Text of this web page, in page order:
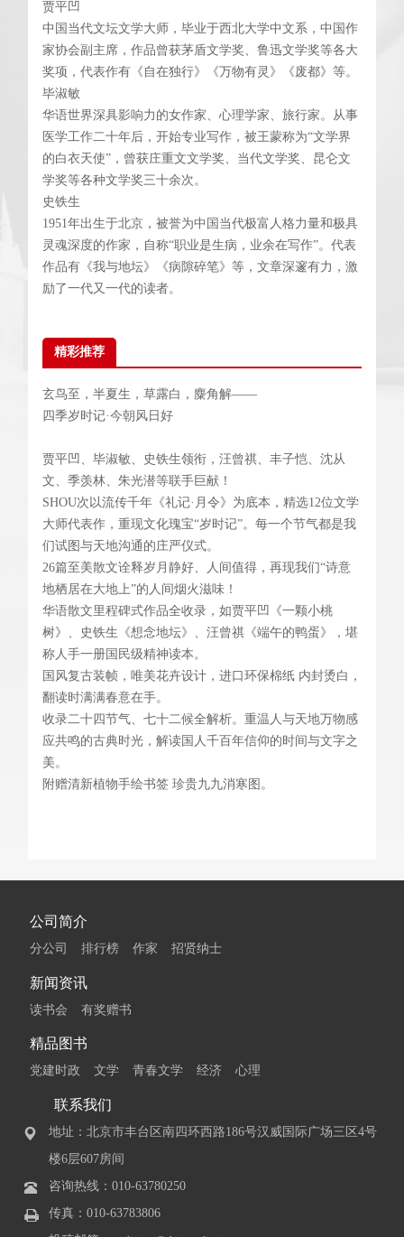
贾平凹
中国当代文坛文学大师，毕业于西北大学中文系，中国作
家协会副主席，作品曾获茅盾文学奖、鲁迅文学奖等各大
奖项，代表作有《自在独行》《万物有灵》《废都》等。
毕淑敏
华语世界深具影响力的女作家、心理学家、旅行家。从事
医学工作二十年后，开始专业写作，被王蒙称为“文学界
的白衣天使”，曾获庄重文文学奖、当代文学奖、昆仑文
学奖等各种文学奖三十余次。
史铁生
1951年出生于北京，被誉为中国当代极富人格力量和极具
灵魂深度的作家，自称“职业是生病，业余在写作”。代表
作品有《我与地坛》《病隙碎笔》等，文章深邃有力，激
励了一代又一代的读者。
精彩推荐
玄鸟至，半夏生，草露白，麋角解——
四季岁时记·今朝风日好
贾平凹、毕淑敏、史铁生领衔，汪曾祺、丰子恺、沈从
文、季羡林、朱光潜等联手巨献！
SHOU次以流传千年《礼记·月令》为底本，精选12位文学
大师代表作，重现文化瑰宝“岁时记”。每一个节气都是我
们试图与天地沟通的庄严仪式。
26篇至美散文诠释岁月静好、人间值得，再现我们“诗意
地栖居在大地上”的人间烟火滋味！
华语散文里程碑式作品全收录，如贾平凹《一颗小桃
树》、史铁生《想念地坛》、汪曾祺《端午的鸭蛋》，堪
称人手一册国民级精神读本。
国风复古装帧，唯美花卉设计，进口环保棉纸 内封烫白，
翻读时满满春意在手。
收录二十四节气、七十二候全解析。重温人与天地万物感
应共鸣的古典时光，解读国人千百年信仰的时间与文字之
美。
附赠清新植物手绘书签 珍贵九九消寒图。
公司简介
分公司 排行榜 作家 招贤纳士
新闻资讯
读书会 有奖赠书
精品图书
党建时政 文学 青春文学 经济 心理
联系我们
地址：北京市丰台区南四环西路186号汉威国际广场三区4号
楼6层607房间
咨询热线：010-63780250
传真：010-63783806